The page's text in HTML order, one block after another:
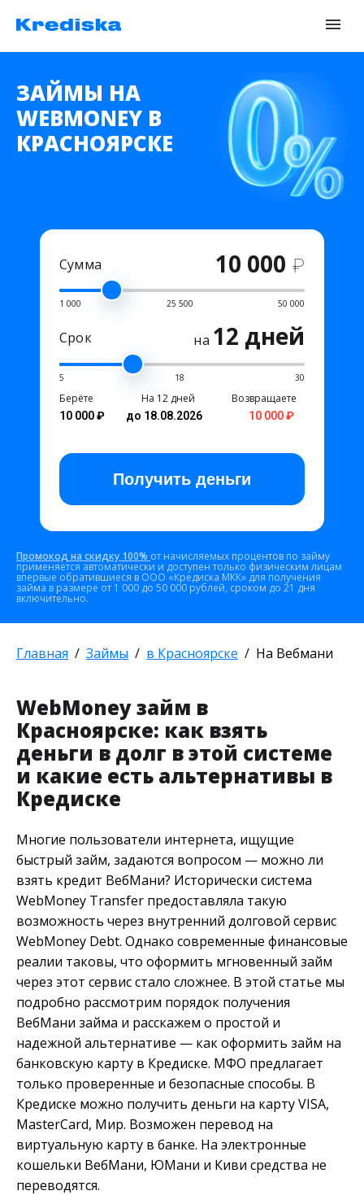
ЗАЙМЫ НА
WEBMONEY В
КРАСНОЯРСКЕ
Сумма 10 000 ₽
1 000 25 500 50 000
Срок на 12 дней
5 18 30
Берёте
10 000 ₽
На 12 дней
до 18.08.2026
Возвращаете
10 000 ₽
Получить деньги
Промокод на скидку 100% от начисляемых процентов по займу
применяется автоматически и доступен только физическим лицам
впервые обратившиеся в ООО «Кредиска МКК» для получения
займа в размере от 1 000 до 50 000 рублей, сроком до 21 дня
включительно.
Главная Займы в Красноярске На Вебмани
WebMoney займ в
Красноярске: как взять
деньги в долг в этой системе
и какие есть альтернативы в
Кредиске
Многие пользователи интернета, ищущие
быстрый займ, задаются вопросом — можно ли
взять кредит ВебМани? Исторически система
WebMoney Transfer предоставляла такую
возможность через внутренний долговой сервис
WebMoney Debt. Однако современные финансовые
реалии таковы, что оформить мгновенный займ
через этот сервис стало сложнее. В этой статье мы
подробно рассмотрим порядок получения
ВебМани займа и расскажем о простой и
надежной альтернативе — как оформить займ на
банковскую карту в Кредиске. МФО предлагает
только проверенные и безопасные способы. В
Кредиске можно получить деньги на карту VISA,
MasterCard, Мир. Возможен перевод на
виртуальную карту в банке. На электронные
кошельки ВебМани, ЮМани и Киви средства не
переводятся.